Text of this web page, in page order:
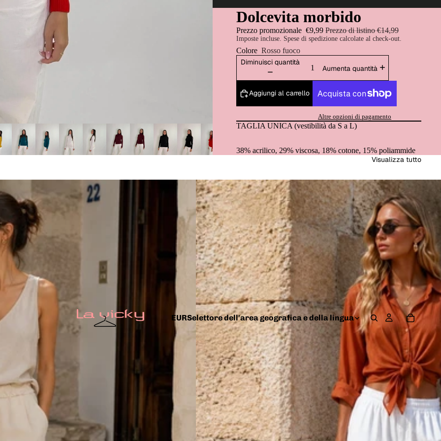
whatsapp 333 6069613
EURSelettore dell'area geografica e della lingua
Dolcevita morbido
Prezzo promozionale €9,99 Prezzo di listino€14,99
Imposte incluse. Spese di spedizione calcolate al check-out.
Colore Rosso fuoco
Diminuisci quantità
Aumenta quantità
Aggiungi al carrello
Altre opzioni di pagamento
TAGLIA UNICA (vestibilità da S a L)
38% acrilico, 29% viscosa, 18% cotone, 15% poliammide
Visualizza tutto